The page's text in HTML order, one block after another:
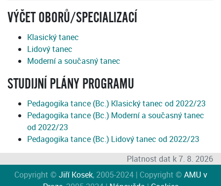
VÝČET OBORŮ/SPECIALIZACÍ
Klasický tanec
Lidový tanec
Moderní a současný tanec
STUDIJNÍ PLÁNY PROGRAMU
Pedagogika tance (Bc.) Klasický tanec od 2022/23
Pedagogika tance (Bc.) Moderní a současný tanec
od 2022/23
Pedagogika tance (Bc.) Lidový tanec od 2022/23
Platnost dat k 7. 8. 2026
Copyright © Jiří Kosek, 2005-2024 | Copyright © AMU v